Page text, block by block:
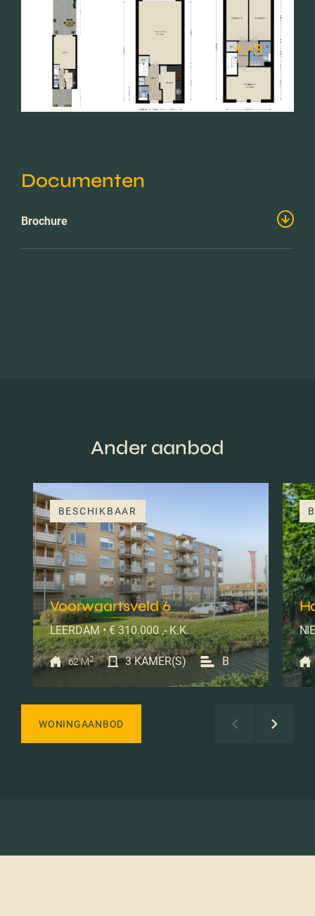
+ -3
Documenten
Brochure
Ander aanbod
BESCHIKBAAR
Voorwaartsveld 6
LEERDAM • € 310.000 ,- K.K.
62 M2 3 KAMER(S) B
WONINGAANBOD